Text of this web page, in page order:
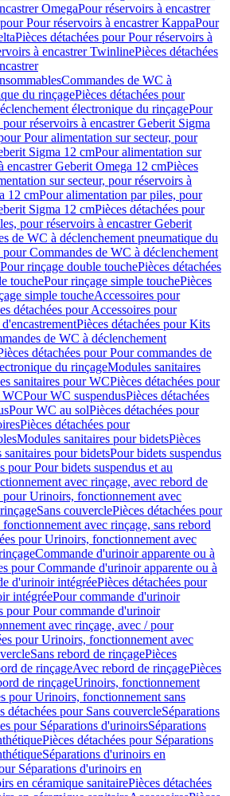
OmegaPour réservoirs à encastrer
Pour réservoirs à encastrer KappaPour
Pièces détachées pour Pour réservoirs à
à encastrer TwinlinePièces détachées
Commandes de WC à
du rinçagePièces détachées pour
électronique du rinçagePour
réservoirs à encastrer Geberit Sigma
Pour alimentation sur secteur, pour
Sigma 12 cmPour alimentation sur
encastrer Geberit Omega 12 cmPièces
sur secteur, pour réservoirs à
12 cmPour alimentation par piles, pour
Sigma 12 cmPièces détachées pour
pour réservoirs à encastrer Geberit
de WC à déclenchement pneumatique du
pour Commandes de WC à déclenchement
Pour rinçage double touchePièces détachées
touchePour rinçage simple touchePièces
simple toucheAccessoires pour
détachées pour Accessoires pour
Pièces détachées pour Kits
de WC à déclenchement
détachées pour Pour commandes de
du rinçageModules sanitaires
sanitaires pour WCPièces détachées pour
WCPour WC suspendusPièces détachées
Pour WC au solPièces détachées pour
Pièces détachées pour
Modules sanitaires pour bidetsPièces
pour bidetsPour bidets suspendus
pour Pour bidets suspendus et au
avec rinçage, avec rebord de
pour Urinoirs, fonctionnement avec
Sans couverclePièces détachées pour
avec rinçage, sans rebord
pour Urinoirs, fonctionnement avec
Commande d'urinoir apparente ou à
pour Commande d'urinoir apparente ou à
d'urinoir intégréePièces détachées pour
intégréePour commande d'urinoir
pour Pour commande d'urinoir
avec rinçage, avec / pour
pour Urinoirs, fonctionnement avec
Sans rebord de rinçagePièces
de rinçageAvec rebord de rinçagePièces
de rinçageUrinoirs, fonctionnement
pour Urinoirs, fonctionnement sans
détachées pour Sans couvercleSéparations
pour Séparations d'urinoirsSéparations
Pièces détachées pour Séparations
Séparations d'urinoirs en
Séparations d'urinoirs en
en céramique sanitairePièces détachées